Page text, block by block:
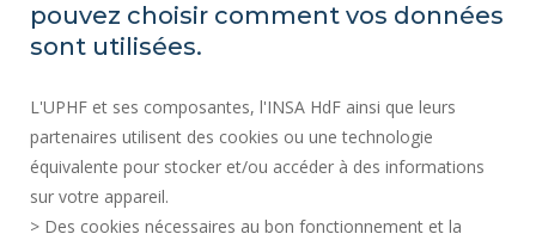
PLAN DU SITE
DONNÉES PERSONNELLES
MARCHÉS PUBLICS
MENTIONS LÉGALES
pouvez choisir comment vos données
sont utilisées.
L'UPHF et ses composantes, l'INSA HdF ainsi que leurs
partenaires utilisent des cookies ou une technologie
équivalente pour stocker et/ou accéder à des informations
sur votre appareil.
> Des cookies nécessaires au bon fonctionnement et la